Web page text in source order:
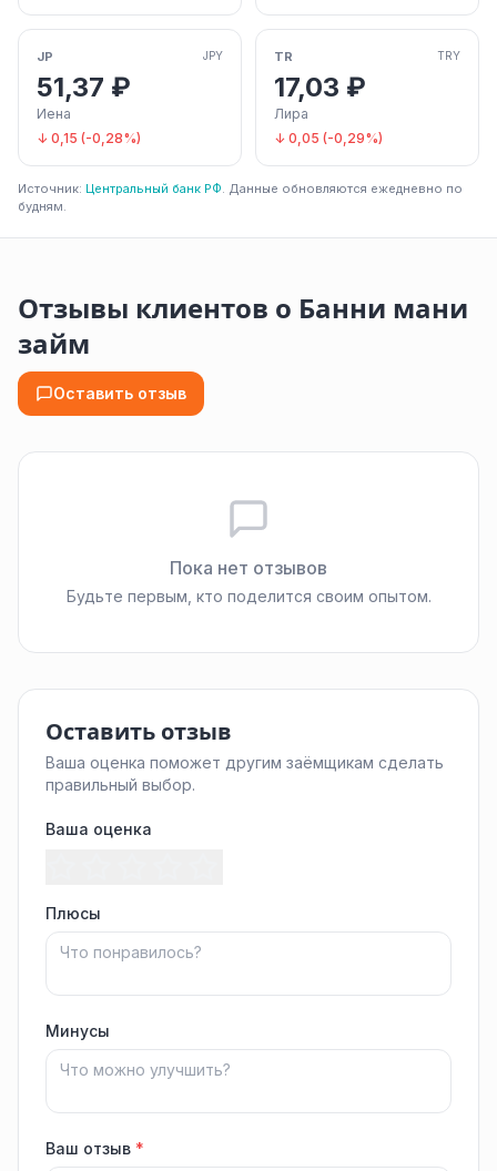
JP JPY
51,37 ₽
Иена
↓ 0,15 (-0,28%)
TR TRY
17,03 ₽
Лира
↓ 0,05 (-0,29%)
Источник: Центральный банк РФ . Данные обновляются ежедневно по
будням.
Отзывы клиентов о Банни мани
займ
Оставить отзыв
Пока нет отзывов
Будьте первым, кто поделится своим опытом.
Оставить отзыв
Ваша оценка поможет другим заёмщикам сделать
правильный выбор.
Ваша оценка
Плюсы
Минусы
Ваш отзыв *